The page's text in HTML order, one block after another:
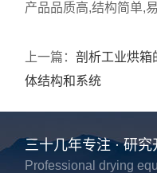
产品品质高,结构简单,
上一篇：剖析工业烘箱
体结构和系统
三十几年专注 · 研
Professional drying